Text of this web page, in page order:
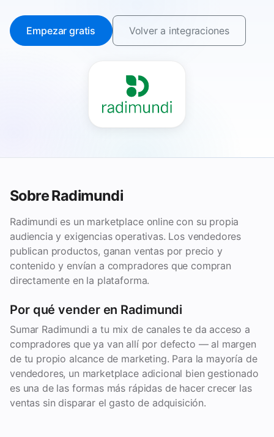
Empezar gratis Volver a integraciones
Sobre Radimundi
Radimundi es un marketplace online con su propia
audiencia y exigencias operativas. Los vendedores
publican productos, ganan ventas por precio y
contenido y envían a compradores que compran
directamente en la plataforma.
Por qué vender en Radimundi
Sumar Radimundi a tu mix de canales te da acceso a
compradores que ya van allí por defecto — al margen
de tu propio alcance de marketing. Para la mayoría de
vendedores, un marketplace adicional bien gestionado
es una de las formas más rápidas de hacer crecer las
ventas sin disparar el gasto de adquisición.